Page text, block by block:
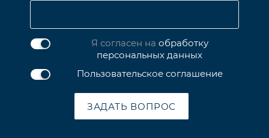
Я согласен на обработку
персональных данных
Пользовательское соглашение
ЗАДАТЬ ВОПРОС